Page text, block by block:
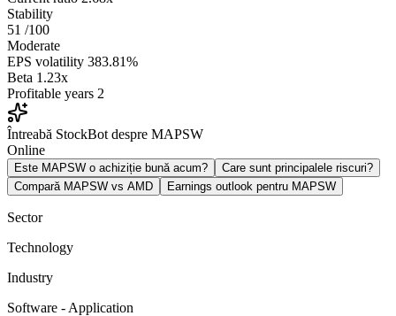
Stability
51 /100
Moderate
EPS volatility 383.81%
Beta 1.23x
Profitable years 2
Întreabă StockBot despre MAPSW
Online
Este MAPSW o achiziție bună acum?
Care sunt principalele riscuri?
Compară MAPSW vs AMD
Earnings outlook pentru MAPSW
Sector
Technology
Industry
Software - Application